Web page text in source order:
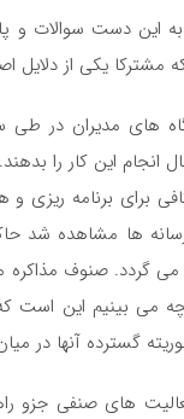
این دست سوالات و
یکی از دلایل
های مدیران در
انجام این کار را
برای برنامه
ها مشاهده شد
گردد. صنوف مذاکره
می بینیم این
گسترده آنها در
های صنفی